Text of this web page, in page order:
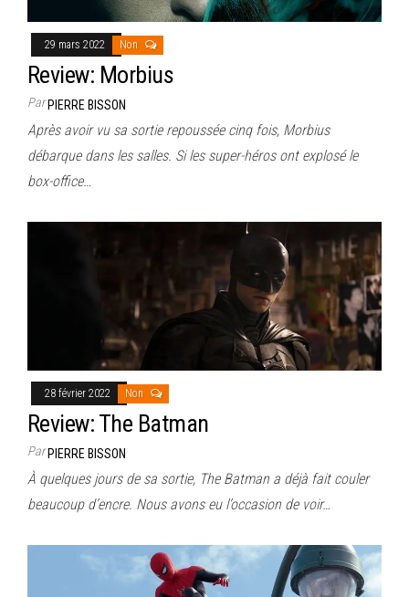
29 mars 2022 Non
Review: Morbius
ParPIERRE BISSON
Après avoir vu sa sortie repoussée cinq fois, Morbius
débarque dans les salles. Si les super-héros ont explosé le
box-office…
28 février 2022 Non
Review: The Batman
ParPIERRE BISSON
À quelques jours de sa sortie, The Batman a déjà fait couler
beaucoup d’encre. Nous avons eu l’occasion de voir…